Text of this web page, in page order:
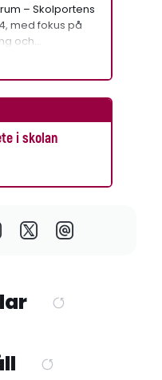
– Skolportens
med fokus på
och…
i skolan